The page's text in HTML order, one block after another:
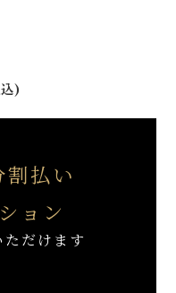
)
割払い
ョン
だけます